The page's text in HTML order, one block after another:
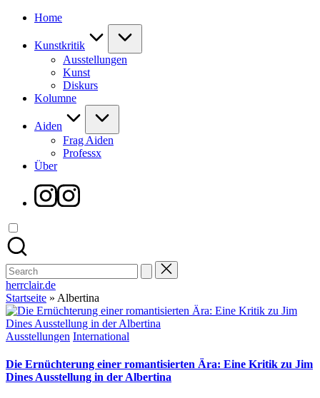
Home
Kunstkritik
Ausstellungen
Kunst
Diskurs
Kolumne
Aiden
Frag Aiden
Professx
Über
Instagram
Search
for:
herrclair.de
Startseite » Albertina
Posted
Ausstellungen International
Die Ernüchterung einer romantisierten Ära: Eine Kritik zu Jim
Dines Ausstellung in der Albertina